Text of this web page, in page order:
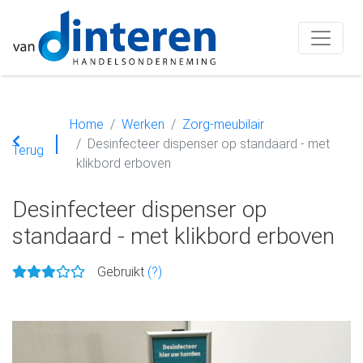
Terug
Home Werken
Zorg-meubilair
Desinfecteer dispenser op standaard - met
klikbord erboven
Desinfecteer dispenser op
standaard - met klikbord erboven
Gebruikt (?)